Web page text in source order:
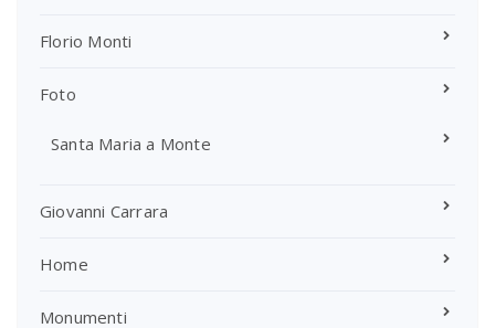
Florio Monti
Foto
Santa Maria a Monte
Giovanni Carrara
Home
Monumenti